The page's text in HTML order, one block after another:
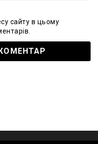
сайту в цьому